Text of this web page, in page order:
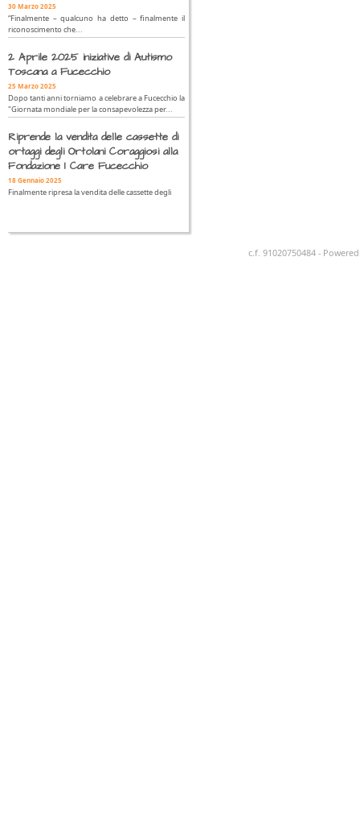
30 Marzo 2025
“Finalmente – qualcuno ha detto – finalmente il
riconoscimento che...
2 Aprile 2025 iniziative di Autismo
Toscana a Fucecchio
25 Marzo 2025
Dopo tanti anni torniamo a celebrare a Fucecchio la
"Giornata mondiale per la consapevolezza per...
Riprende la vendita delle cassette di
ortaggi degli Ortolani Coraggiosi alla
Fondazione I Care Fucecchio
18 Gennaio 2025
Finalmente ripresa la vendita delle cassette degli
c.f. 91020750484 -